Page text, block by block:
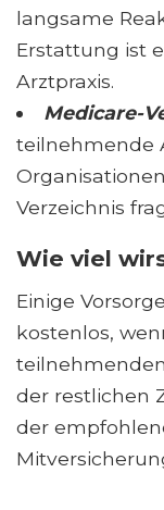
langsame
Erstattung ist
Arztpraxis.
Medicare-
teilnehmende
Verzeichnis
Wie viel
Einige
kostenlos,
der restlichen
der